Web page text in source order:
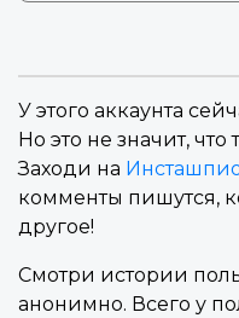
У этого аккаунта
Но это не значит,
Заходи на
комменты пишутся,
другое!
Смотри истории
анонимно. Всего у